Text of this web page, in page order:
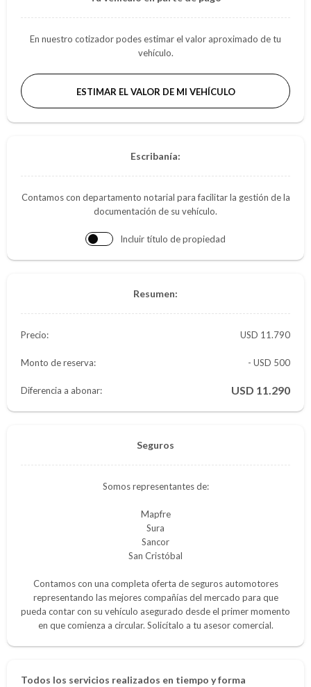
En nuestro cotizador podes estimar el valor aproximado de tu
vehículo.
ESTIMAR EL VALOR DE MI VEHÍCULO
Escribanía:
Contamos con departamento notarial para facilitar la gestión de la
documentación de su vehículo.
Incluir título de propiedad
Resumen:
Precio: 11.790
Monto de reserva: - USD 500
Diferencia a abonar: 11.290
Seguros
Somos representantes de:
Mapfre
Sura
Sancor
San Cristóbal
Contamos con una completa oferta de seguros automotores
representando las mejores compañías del mercado para que
pueda contar con su vehículo asegurado desde el primer momento
en que comienza a circular. Solicítalo a tu asesor comercial.
Todos los servicios realizados en tiempo y forma